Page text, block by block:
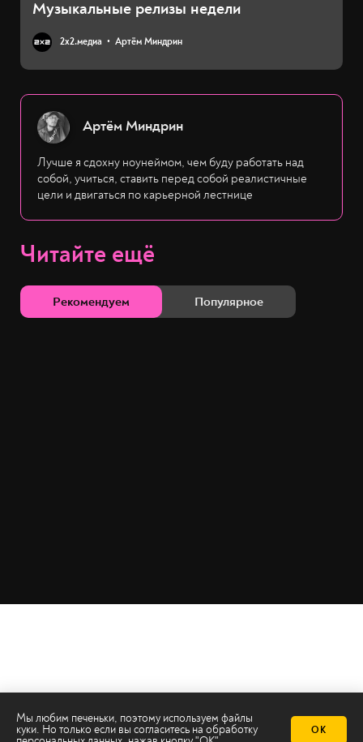
Музыкальные релизы недели
2х2.медиа Артём Миндрин
Артём Миндрин
Лучше я сдохну ноунеймом, чем буду работать над
собой, учиться, ставить перед собой реалистичные
цели и двигаться по карьерной лестнице
Читайте ещё
Рекомендуем Популярное
Мы любим печеньки, поэтому используем файлы
куки. Но только если вы согласитесь на обработку
ОК